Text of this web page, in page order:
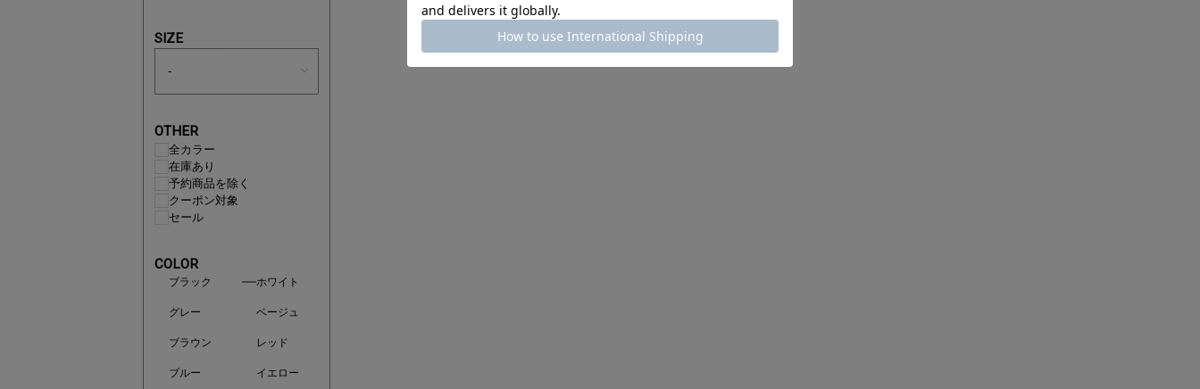
SIZE
OTHER
全カラー
在庫あり
予約商品を除く
クーポン対象
セール
COLOR
ブラック ホワイト
グレー ベージュ
ブラウン レッド
ブルー イエロー
買えば買うほどお得! 最大半額クーポン